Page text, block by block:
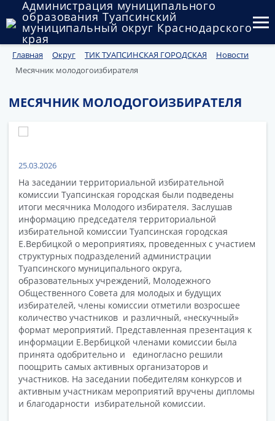
Администрация муниципального
образования Туапсинский
муниципальный округ Краснодарского
края
Округ
Муниципальные закупки
Государственный и муниципальный контроль
Муниципальное имущество
Публичные слушания и общественные обсуждения
Документы
Главная Округ ТИК ТУАПСИНСКАЯ ГОРОДСКАЯ
Новости
Месячник молодогоизбирателя
МЕСЯЧНИК МОЛОДОГОИЗБИРАТЕЛЯ
25.03.2026
На заседании территориальной избирательной
комиссии Туапсинская городская были подведены
итоги месячника Молодого избирателя. Заслушав
информацию председателя территориальной
избирательной комиссии Туапсинская городская
Е.Вербицкой о мероприятиях, проведенных с участием
структурных подразделений администрации
Туапсинского муниципального округа,
образовательных учреждений, Молодежного
Общественного Совета для молодых и будущих
избирателей, члены комиссии отметили возросшее
количество участников и различный, «нескучный»
формат мероприятий. Представленная презентация к
информации Е.Вербицкой членами комиссии была
принята одобрительно и единогласно решили
поощрить самых активных организаторов и
участников. На заседании победителям конкурсов и
активным участникам мероприятий вручены дипломы
и благодарности избирательной комиссии.